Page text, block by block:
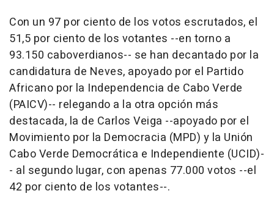
Con un 97 por ciento de los votos escrutados, el
51,5 por ciento de los votantes --en torno a
93.150 caboverdianos-- se han decantado por la
candidatura de Neves, apoyado por el Partido
Africano por la Independencia de Cabo Verde
(PAICV)-- relegando a la otra opción más
destacada, la de Carlos Veiga --apoyado por el
Movimiento por la Democracia (MPD) y la Unión
Cabo Verde Democrática e Independiente (UCID)-
- al segundo lugar, con apenas 77.000 votos --el
42 por ciento de los votantes--.